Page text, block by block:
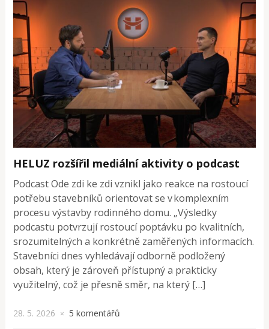
HELUZ rozšířil mediální aktivity o podcast
Podcast Ode zdi ke zdi vznikl jako reakce na rostoucí
potřebu stavebníků orientovat se v komplexním
procesu výstavby rodinného domu. „Výsledky
podcastu potvrzují rostoucí poptávku po kvalitních,
srozumitelných a konkrétně zaměřených informacích.
Stavebníci dnes vyhledávají odborně podložený
obsah, který je zároveň přístupný a prakticky
využitelný, což je přesně směr, na který […]
28. 5. 2026 × 5 komentářů